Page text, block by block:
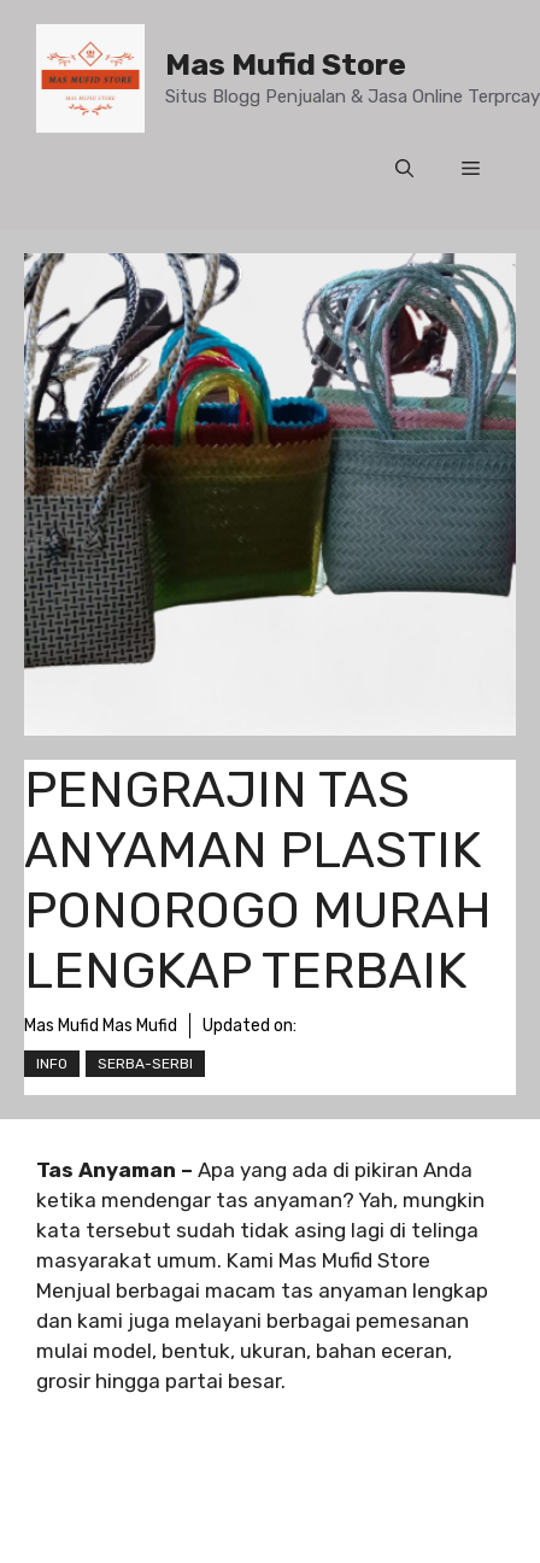
Mas Mufid Store
Situs Blogg Penjualan & Jasa Online
PENGRAJIN TAS
ANYAMAN PLASTIK
PONOROGO MURAH
LENGKAP TERBAIK
Mas Mufid Mas Mufid Updated on:
INFO SERBA-SERBI
Tas Anyaman – Apa yang ada di pikiran Anda
ketika mendengar tas anyaman? Yah, mungkin
kata tersebut sudah tidak asing lagi di telinga
masyarakat umum. Kami Mas Mufid Store
Menjual berbagai macam tas anyaman lengkap
dan kami juga melayani berbagai pemesanan
mulai model, bentuk, ukuran, bahan eceran,
grosir hingga partai besar.